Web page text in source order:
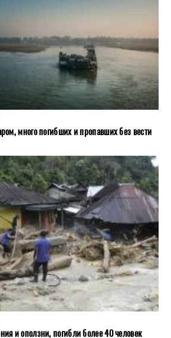
много погибших и пропавших без вести
и оползни, погибли более 40 человек